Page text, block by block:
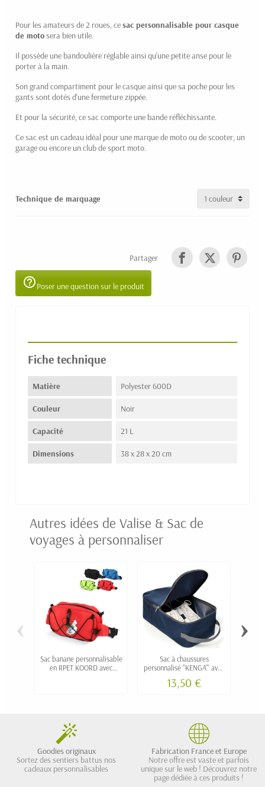
Pour les amateurs de 2 roues, cesac personnalisable pour casque
de moto sera bien utile.
Il possède une bandoulière réglable ainsi qu'une petite anse pour le
porter à la main.
Son grand compartiment pour le casque ainsi que sa poche pour les
gants sont dotés d'une fermeture zippée.
Et pour la sécurité, ce sac comporte une bande réfléchissante.
Ce sac est un cadeau idéal pour une marque de moto ou de scooter, un
garage ou encore un club de sport moto.
Technique de marquage
Partager
help_outlinePoser une question sur le produit
Fiche technique
Matière Polyester 600D
Couleur Noir
Capacité 21 L
Dimensions 38 x 28 x 20 cm
Autres idées de Valise & Sac de
voyages à personnaliser
Sac banane personnalisable
en RPET KOORD avec
Sac à chaussures
personnalisé "KENGA"' avec
13,50 €
‹ ›
Goodies originaux
Sortez des sentiers battus nos
cadeaux personnalisables
Fabrication France et Europe
Notre offre est vaste et parfois
unique sur le web ! Découvrez notre
page dédiée à ces produits !